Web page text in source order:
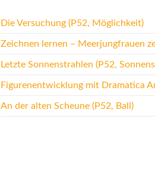
Die Versuchung (P52, Möglichkeit)
Zeichnen lernen – Meerjungfrauen
Letzte Sonnenstrahlen (P52,
Figurenentwicklung mit Dramatica
An der alten Scheune (P52, Ball)